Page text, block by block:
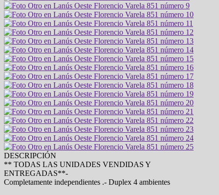
DESCRIPCIÓN
** TODAS LAS UNIDADES VENDIDAS Y
ENTREGADAS**-
Completamente independientes .- Duplex 4 ambientes